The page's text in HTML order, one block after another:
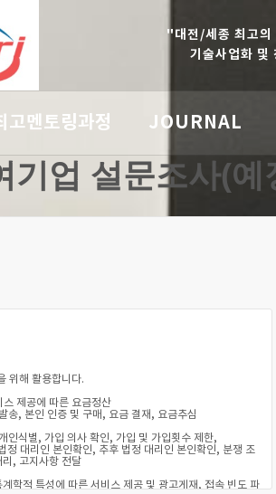
"대전/세종 최고의
기술사업화 및
고멘토링과정 JOURNAL
기업 설문조사(예